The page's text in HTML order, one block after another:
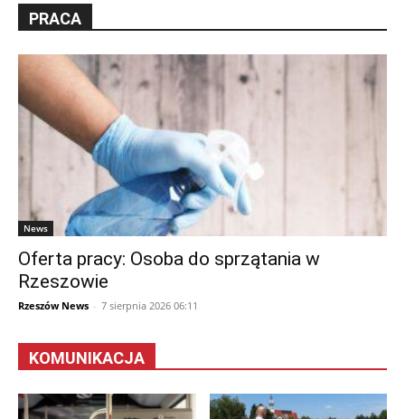
PRACA
News
Oferta pracy: Osoba do sprzątania w
Rzeszowie
Rzeszów News - 7 sierpnia 2026 06:11
KOMUNIKACJA